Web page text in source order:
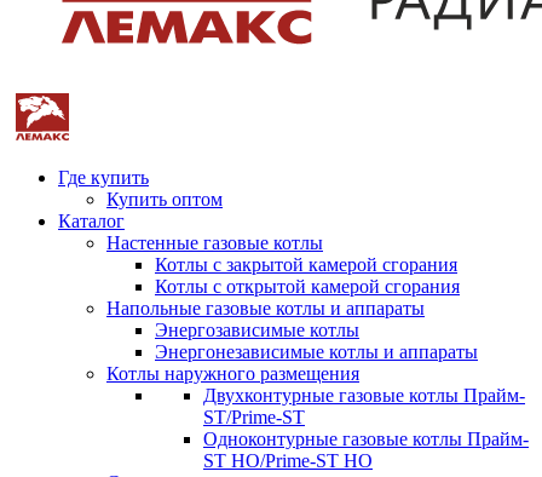
Где купить
Купить оптом
Каталог
Настенные газовые котлы
Котлы с закрытой камерой сгорания
Котлы с открытой камерой сгорания
Напольные газовые котлы и аппараты
Энергозависимые котлы
Энергонезависимые котлы и аппараты
Котлы наружного размещения
Двухконтурные газовые котлы Прайм-
ST/Prime-ST
Одноконтурные газовые котлы Прайм-
ST HO/Prime-ST HO